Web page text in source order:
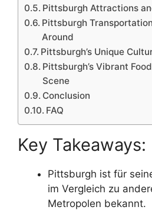
Pittsburgh Attractions
Pittsburgh
Around
Pittsburgh’s Unique
Pittsburgh’s Vibrant
Scene
Conclusion
FAQ
Key Takeaways:
Pittsburgh ist für
im Vergleich zu
Metropolen bekannt.